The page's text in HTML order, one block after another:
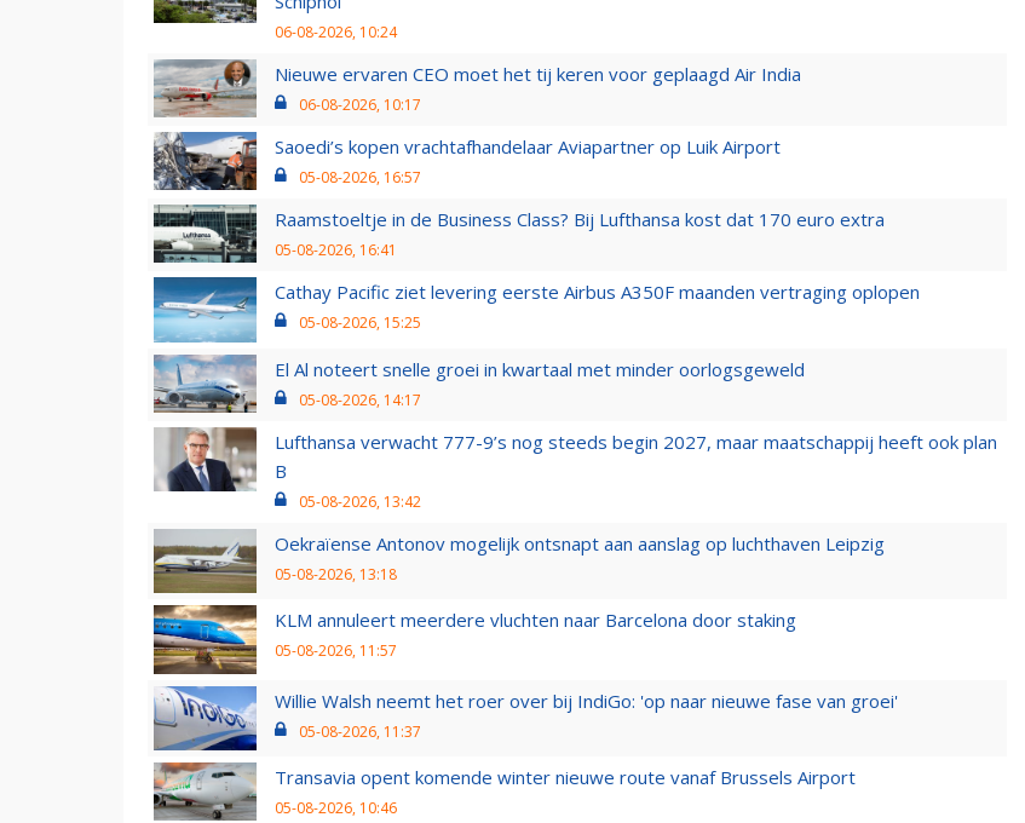
06-08-2026, 10:24
Nieuwe ervaren CEO moet het tij keren voor geplaagd Air India
06-08-2026, 10:17
Saoedi’s kopen vrachtafhandelaar Aviapartner op Luik Airport
05-08-2026, 16:57
Raamstoeltje in de Business Class? Bij Lufthansa kost dat 170 euro extra
05-08-2026, 16:41
Cathay Pacific ziet levering eerste Airbus A350F maanden vertraging oplopen
05-08-2026, 15:25
El Al noteert snelle groei in kwartaal met minder oorlogsgeweld
05-08-2026, 14:17
Lufthansa verwacht 777-9’s nog steeds begin 2027, maar maatschappij heeft ook plan
B
05-08-2026, 13:42
Oekraïense Antonov mogelijk ontsnapt aan aanslag op luchthaven Leipzig
05-08-2026, 13:18
KLM annuleert meerdere vluchten naar Barcelona door staking
05-08-2026, 11:57
Willie Walsh neemt het roer over bij IndiGo: 'op naar nieuwe fase van groei'
05-08-2026, 11:37
Transavia opent komende winter nieuwe route vanaf Brussels Airport
05-08-2026, 10:46